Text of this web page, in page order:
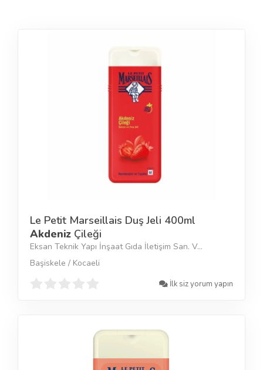
Le Petit Marseillais Duş Jeli 400ml
Akdeniz Çileği
Eksan Teknik Yapı İnşaat Gıda İletişim San. V...
Başiskele / Kocaeli
İlk siz yorum yapın